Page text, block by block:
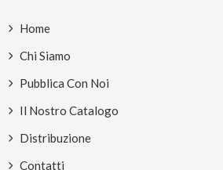
Home
Chi Siamo
Pubblica Con Noi
Il Nostro Catalogo
Distribuzione
Contatti